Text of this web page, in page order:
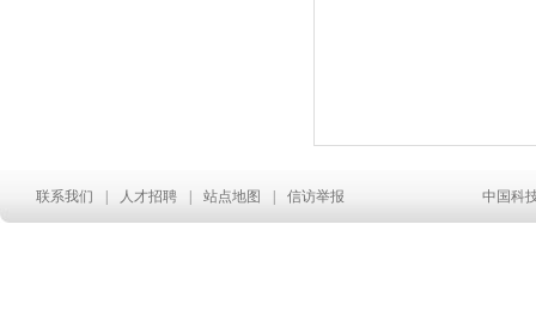
联系我们 人才招聘 站点地图 信访举报 中国科